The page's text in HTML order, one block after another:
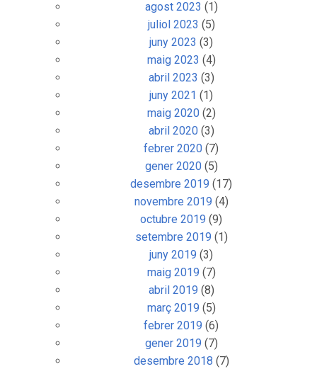
agost 2023 (1)
juliol 2023 (5)
juny 2023 (3)
maig 2023 (4)
abril 2023 (3)
juny 2021 (1)
maig 2020(2)
abril 2020(3)
febrer 2020 (7)
gener 2020(5)
desembre 2019 (17)
novembre 2019 (4)
octubre 2019 (9)
setembre 2019 (1)
juny 2019 (3)
maig 2019 (7)
abril 2019 (8)
març 2019 (5)
febrer 2019 (6)
gener 2019 (7)
desembre 2018 (7)